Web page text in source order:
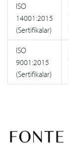
ISO
14001:2015
(Sertifikalar)
ISO
9001:2015
(Sertifikalar)